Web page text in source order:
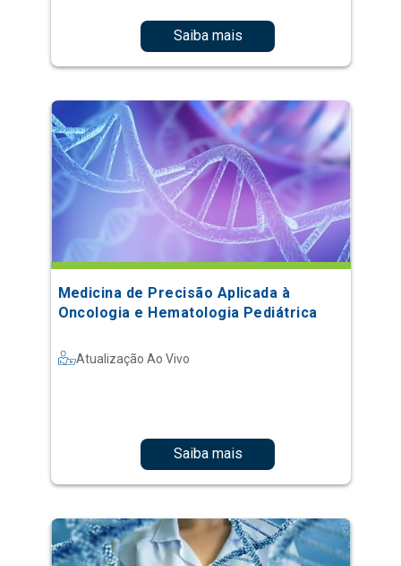
Saiba mais
Medicina de Precisão Aplicada à
Oncologia e Hematologia Pediátrica
Atualização Ao Vivo
Saiba mais